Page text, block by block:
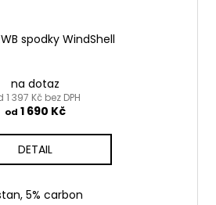
spodky WindShell
na dotaz
1 397 Kč bez DPH
od 1 690 Kč
DETAIL
5% carbon